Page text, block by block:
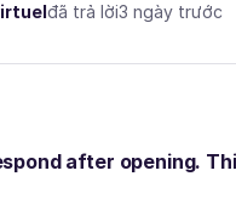
đã trả lời3 ngày trước
after opening.